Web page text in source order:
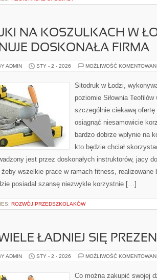
NA KOSZULKACH W
DOSKONAŁA FIRMA
ADMIN STY - 2 - 2026 MOŻLIWOŚĆ
Sitodruk w Łodzi,
poziomie Siłownia
szczególnie ciekawą
osiągnąć niesamowicie
bardzo dobrze wpłynie na
kto będzie chciał
jest przez doskonałych instruktorów, jacy
wszelkie prace w ramach fitness, realizowane
posiadał szansę niezwykle korzystnie […]
ROZWÓJ PRZEDSZKOLAKÓW
ŁADNIEJ SIĘ
ADMIN STY - 2 - 2026 MOŻLIWOŚĆ
Co można zakupić swojej